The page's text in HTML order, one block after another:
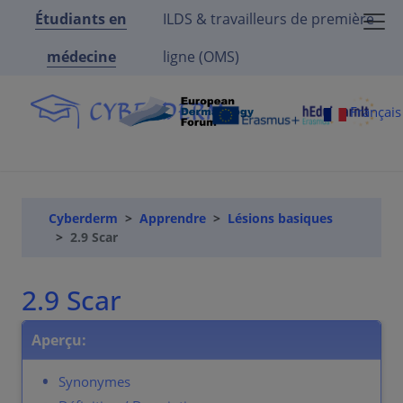
Étudiants en
médecine
ILDS & travailleurs de première
ligne (OMS)
Cyberderm Apprendre
Lésions basiques
2.9 Scar
2.9 Scar
Aperçu:
Synonymes